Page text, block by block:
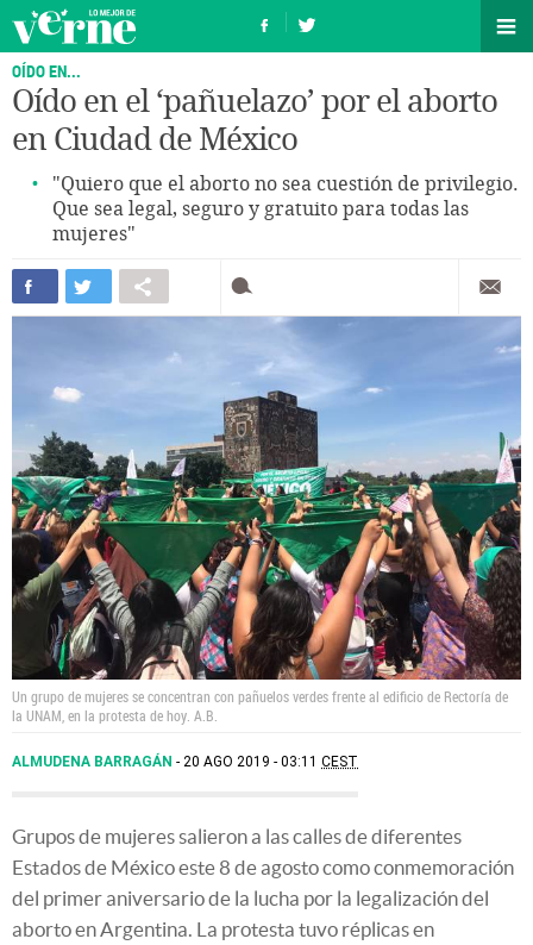
OÍDO EN...
Oído en el ‘pañuelazo’ por el aborto
en Ciudad de México
"Quiero que el aborto no sea cuestión de privilegio.
Que sea legal, seguro y gratuito para todas las
mujeres"
Un grupo de mujeres se concentran con pañuelos verdes frente al edificio de Rectoría de
la UNAM, en la protesta de hoy. A.B.
ALMUDENA BARRAGÁN 20 AGO 2019 - 03:11 CEST
Grupos de mujeres salieron a las calles de diferentes
Estados de México este 8 de agosto como conmemoración
del primer aniversario de la lucha por la legalización del
aborto en Argentina. La protesta tuvo réplicas en